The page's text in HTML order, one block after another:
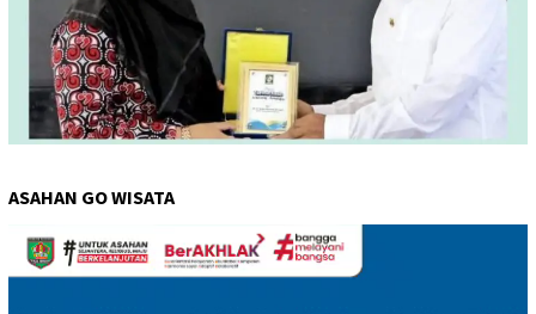
ASAHAN GO WISATA
Pemutar
Video